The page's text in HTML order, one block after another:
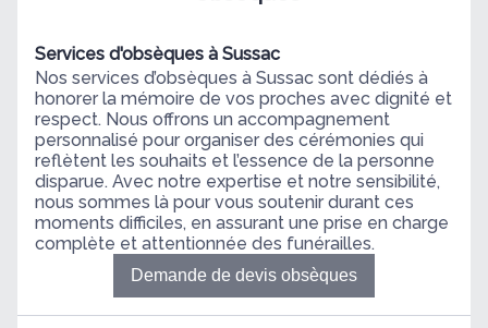
Services d'obsèques à Sussac
Nos services d’obsèques à Sussac sont dédiés à
honorer la mémoire de vos proches avec dignité et
respect. Nous offrons un accompagnement
personnalisé pour organiser des cérémonies qui
reflètent les souhaits et l’essence de la personne
disparue. Avec notre expertise et notre sensibilité,
nous sommes là pour vous soutenir durant ces
moments difficiles, en assurant une prise en charge
complète et attentionnée des funérailles.
Demande de devis obsèques